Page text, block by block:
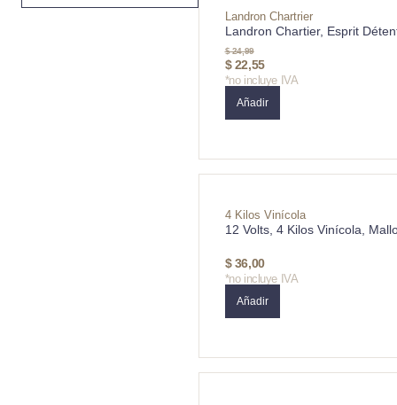
Landron Chartrier
Landron Chartier, Esprit
$24,99
$22,55
*no incluye IVA
Añadir
4 Kilos Vinícola
12 Volts, 4 Kilos Vinícola,
$36,00
*no incluye IVA
Añadir